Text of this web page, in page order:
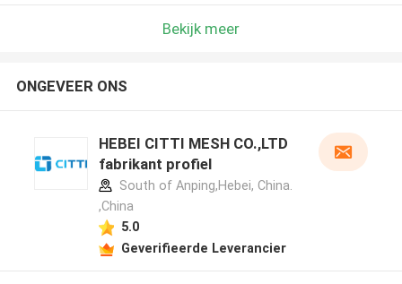
Bekijk meer
ONGEVEER ONS
HEBEI CITTI MESH CO.,LTD
fabrikant profiel
South of Anping,Hebei, China.
,China
5.0
Geverifieerde Leverancier